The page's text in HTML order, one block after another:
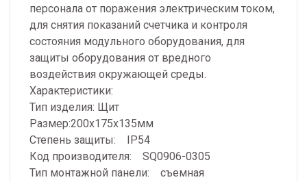
персонала от поражения электрическим током,
для снятия показаний счетчика и контроля
состояния модульного оборудования, для
защиты оборудования от вредного
воздействия окружающей среды.
Характеристики:
Тип изделия: Щит
Размер:200х175х135мм
Степень защиты: IP54
Код производителя: SQ0906-0305
Тип монтажной панели: съемная